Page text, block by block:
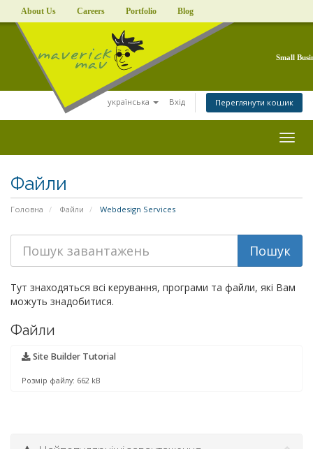
About Us Careers Portfolio Blog
Small
українська Вхід Переглянути кошик
Файли
Головна Файли Webdesign Services
Тут знаходяться всі керування, програми та файли, які Вам
можуть знадобитися.
Файли
Site Builder Tutorial
Розмір файлу: 662 kB